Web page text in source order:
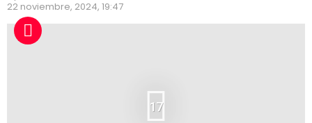
22 noviembre, 2024, 19:47
17